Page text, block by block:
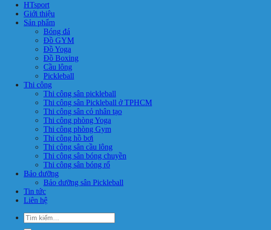
HTsport
Giới thiệu
Sản phẩm
Bóng đá
Đồ GYM
Đồ Yoga
Đồ Boxing
Cầu lông
Pickleball
Thi công
Thi công sân pickleball
Thi công sân Pickleball ở TPHCM
Thi công sân cỏ nhân tạo
Thi công phòng Yoga
Thi công phòng Gym
Thi công hồ bơi
Thi công sân cầu lông
Thi công sân bóng chuyền
Thi công sân bóng rổ
Bảo dưỡng
Bảo dưỡng sân Pickleball
Tin tức
Liên hệ
Tìm
kiếm: